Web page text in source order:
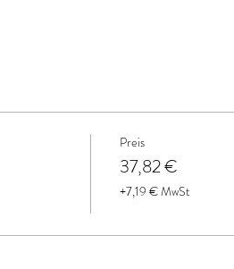
Preis
37,82 €
+7,19 € MwSt